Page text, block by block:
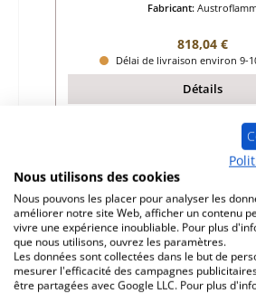
Fabricant:
Prix régulier :
818,04 €
Délai de livraison environ 9-
Détails
Nous utilisons des cookies
Nous pouvons les placer pour analyser les
améliorer notre site Web, afficher un contenu
vivre une expérience inoubliable. Pour plus
que nous utilisons, ouvrez les paramètres.
Les données sont collectées dans le but de
mesurer l'efficacité des campagnes
être partagées avec Google LLC. Pour plus